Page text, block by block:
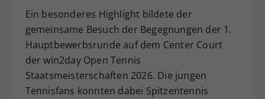
Ein besonderes Highlight bildete der
gemeinsame Besuch der Begegnungen der 1.
Hauptbewerbsrunde auf dem Center Court
der win2day Open Tennis
Staatsmeisterschaften 2026. Die jungen
Tennisfans konnten dabei Spitzentennis